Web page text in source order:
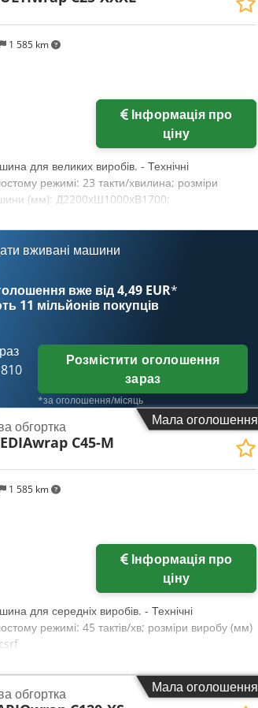
Запросити більше
1 585 km
ціну
для великих виробів. - Технічні
режимі: 23 такти/хвилина; розміри
(мм): Д2200xШ1000xВ1700;
м³/хв; вага (нетто/брутто): 800/950 кг. 1
подачі відривної нитки та
Crjdpfxsv Nkxwo Ahcef Зверніть увагу, що
обладнання. Будь ласка, звертайтеся із
зазвичай завжди доступні 30–50 різних
терміни поставки складають від 3 тижнів. Усі
вживані машини
вже від 4,49 EUR*
11 мільйонів покупців
Розмістити оголошення
зараз
*за оголошення/місяць
Мала оголошення
1 585 km
обгортка
C45-M
ціну
для середніх виробів. - Технічні
режимі: 45 тактів/хв; розміри виробу (мм)
Мала оголошення
обгортка